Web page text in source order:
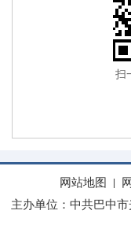
扫
网站地图
主办单位：中共巴中